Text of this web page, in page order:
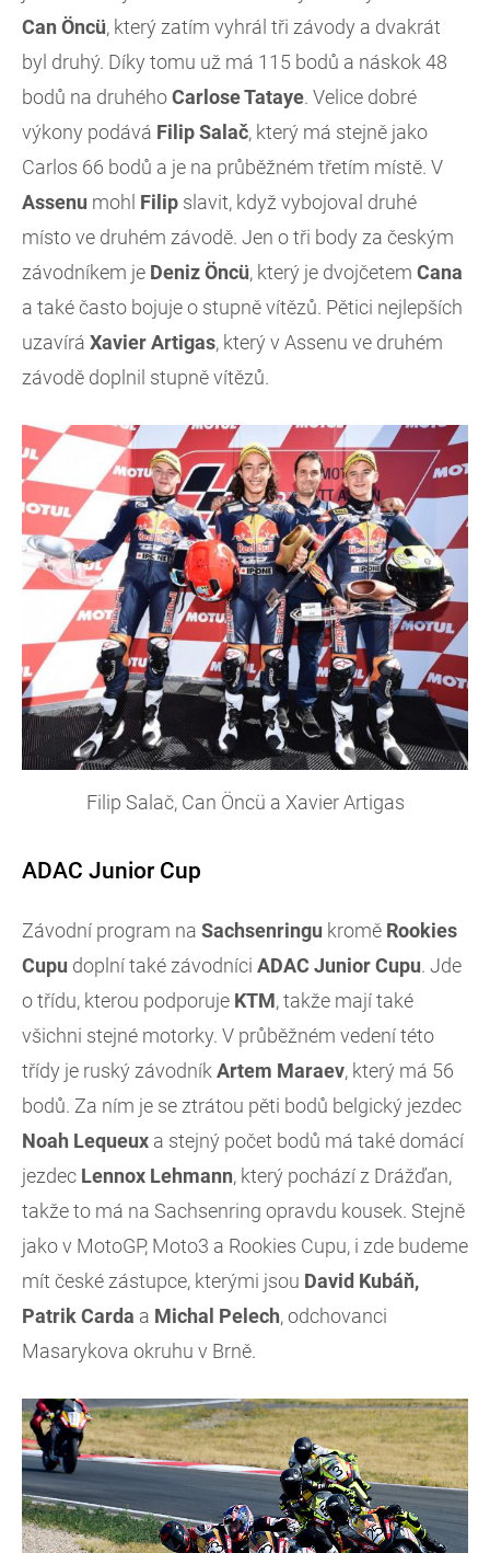
Can Öncü, který zatím vyhrál tři závody a dvakrát
byl druhý. Díky tomu už má 115 bodů a náskok 48
bodů na druhéhoCarlose Tataye. Velice dobré
výkony podává Filip Salač, který má stejně jako
Carlos 66 bodů a je na průběžném třetím místě. V
Assenu mohl Filip slavit, když vybojoval druhé
místo ve druhém závodě. Jen o tři body za českým
závodníkem je DenizÖncü, který je dvojčetem Cana
a také často bojuje o stupně vítězů. Pětici nejlepších
uzavírá XavierArtigas, který v Assenu ve druhém
závodě doplnil stupně vítězů.
Filip Salač, Can Öncü a Xavier Artigas
ADAC Junior Cup
Závodní program na Sachsenringu kromě Rookies
Cupu doplní také závodníci ADAC Junior Cupu. Jde
o třídu, kterou podporuje KTM, takže mají také
všichni stejné motorky. V průběžném vedení této
třídy je ruský závodník Artem Maraev, který má 56
bodů. Za ním je se ztrátou pěti bodů belgický jezdec
Noah Lequeux a stejný počet bodů má také domácí
jezdec Lennox Lehmann, který pochází z Drážďan,
takže to má na Sachsenring opravdu kousek. Stejně
jako v MotoGP, Moto3 a Rookies Cupu, i zde budeme
mít české zástupce, kterými jsou David Kubáň,
Patrik Carda a Michal Pelech, odchovanci
Masarykova okruhu v Brně.